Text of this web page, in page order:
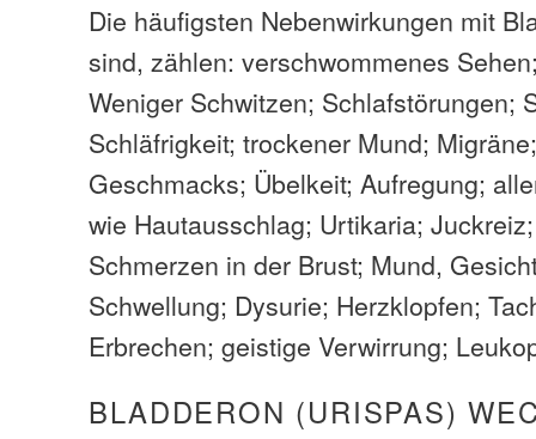
Die häufigsten Nebenwirkungen mit
sind, zählen: verschwommenes
Weniger Schwitzen; Schlafstörungen;
Schläfrigkeit; trockener Mund;
Geschmacks; Übelkeit; Aufregung;
wie Hautausschlag; Urtikaria;
Schmerzen in der Brust; Mund,
Schwellung; Dysurie; Herzklopfen;
Erbrechen; geistige Verwirrung;
BLADDERON (URISPAS)